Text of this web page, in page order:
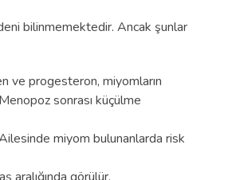
bilinmemektedir. Ancak şunlar
ve progesteron, miyomların
sonrası küçülme
miyom bulunanlarda risk